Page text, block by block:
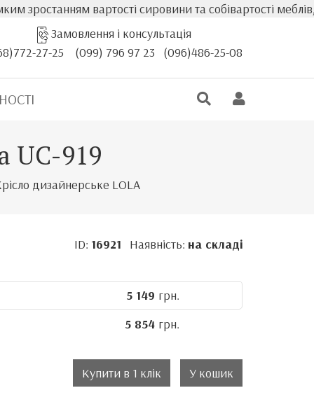
вартості сировини та собівартості меблів,
Замовлення і консультація
27-25
(099) 796 97 23 (096)486-25-08
UC-919
дизайнерське LOLA
ID: 16921 Наявність: на складі
5 149 грн.
5 854 грн.
Купити в 1 клік У кошик